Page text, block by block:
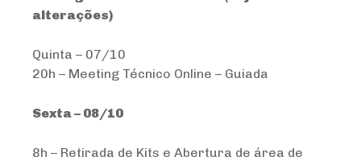
alterações)
Quinta – 07/10
20h – Meeting Técnico Online – Guiada
Sexta – 08/10
8h – Retirada de Kits e Abertura de área de